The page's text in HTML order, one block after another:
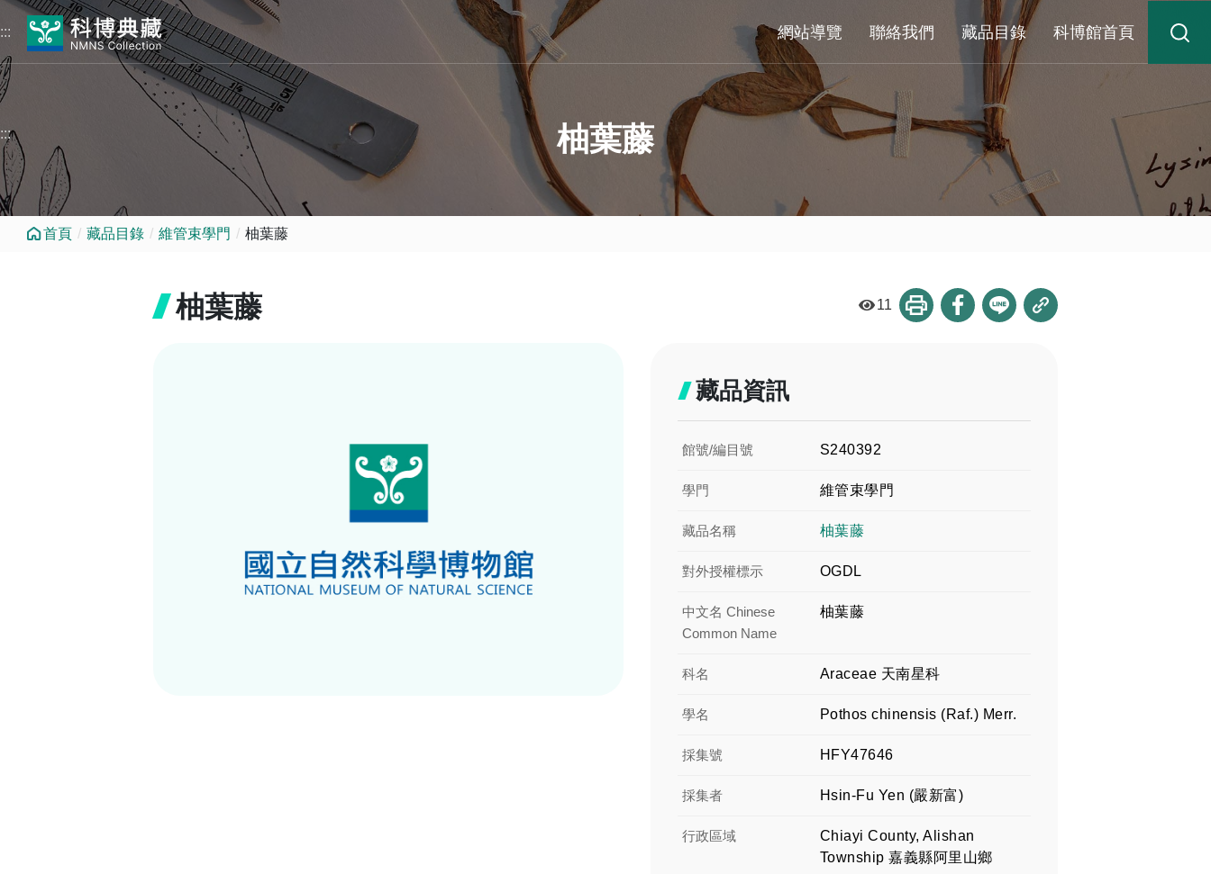
跳到中央內容區塊
:::
網站導覽 聯絡我們 藏品目錄 科博館首頁
柚葉藤
:::
首頁 藏品目錄 維管束學門 柚葉藤
柚葉藤 11
藏品資訊
館號/編目號 S240392
學門 維管束學門
藏品名稱 柚葉藤
對外授權標示 OGDL
中文名 Chinese
Common Name
柚葉藤
科名 Araceae 天南星科
學名 Pothos chinensis (Raf.) Merr.
採集號 HFY47646
採集者 Hsin-Fu Yen (嚴新富)
行政區域
Chiayi County, Alishan
Township 嘉義縣阿里山鄉